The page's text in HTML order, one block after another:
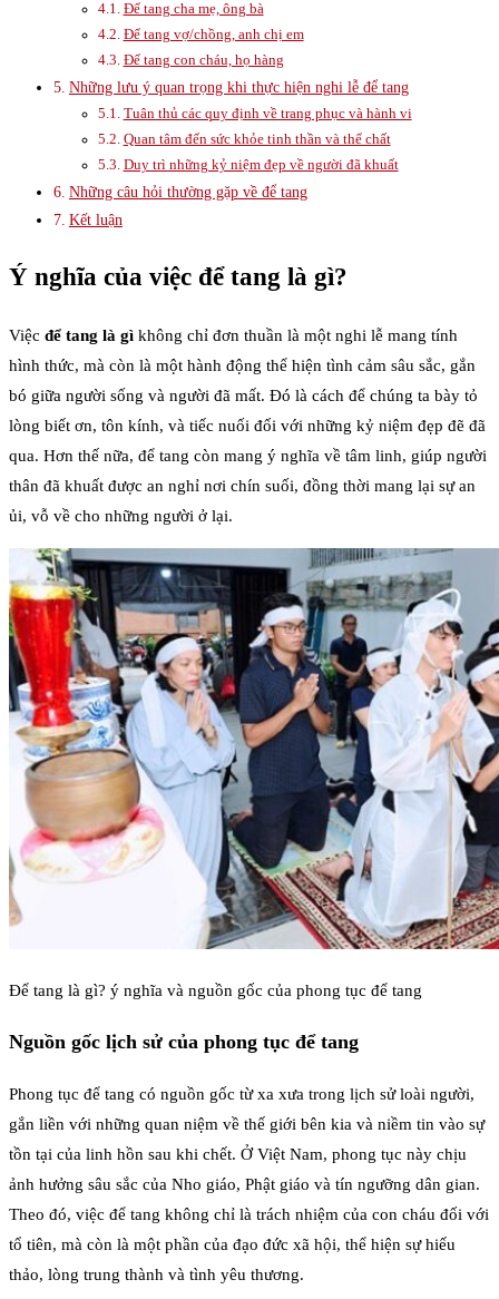
Để tang cha mẹ, ông bà
Để tang vợ/chồng, anh chị em
Để tang con cháu, họ hàng
Những lưu ý quan trọng khi thực hiện nghi lễ để tang
Tuân thủ các quy định về trang phục và hành vi
Quan tâm đến sức khỏe tinh thần và thể chất
Duy trì những kỷ niệm đẹp về người đã khuất
Những câu hỏi thường gặp về để tang
Kết luận
Ý nghĩa của việc để tang là gì?
Việc để tang là gì không chỉ đơn thuần là một nghi lễ mang tính
hình thức, mà còn là một hành động thể hiện tình cảm sâu sắc, gắn
bó giữa người sống và người đã mất. Đó là cách để chúng ta bày tỏ
lòng biết ơn, tôn kính, và tiếc nuối đối với những kỷ niệm đẹp đẽ đã
qua. Hơn thế nữa, để tang còn mang ý nghĩa về tâm linh, giúp người
thân đã khuất được an nghỉ nơi chín suối, đồng thời mang lại sự an
ủi, vỗ về cho những người ở lại.
Để tang là gì? ý nghĩa và nguồn gốc của phong tục để tang
Nguồn gốc lịch sử của phong tục để tang
Phong tục để tang có nguồn gốc từ xa xưa trong lịch sử loài người,
gắn liền với những quan niệm về thế giới bên kia và niềm tin vào sự
tồn tại của linh hồn sau khi chết. Ở Việt Nam, phong tục này chịu
ảnh hưởng sâu sắc của Nho giáo, Phật giáo và tín ngưỡng dân gian.
Theo đó, việc để tang không chỉ là trách nhiệm của con cháu đối với
tổ tiên, mà còn là một phần của đạo đức xã hội, thể hiện sự hiếu
thảo, lòng trung thành và tình yêu thương.